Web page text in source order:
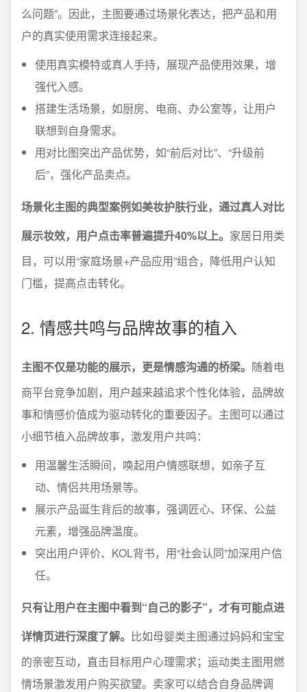
么问题”。因此，主图要通过场景化表达，把产品和用
户的真实使用需求连接起来。
使用真实模特或真人手持，展现产品使用效果，增
强代入感。
搭建生活场景，如厨房、电商、办公室等，让用户
联想到自身需求。
用对比图突出产品优势，如“前后对比”、“升级前
后”，强化产品卖点。
场景化主图的典型案例如美妆护肤行业，通过真人对比
展示妆效，用户点击率普遍提升40%以上。 家居日用类
目，可以用“家庭场景+产品应用”组合，降低用户认知
门槛，提高点击转化。
2. 情感共鸣与品牌故事的植入
主图不仅是功能的展示，更是情感沟通的桥梁。 随着电
商平台竞争加剧，用户越来越追求个性化体验，品牌故
事和情感价值成为驱动转化的重要因子。主图可以通过
小细节植入品牌故事，激发用户共鸣：
用温馨生活瞬间，唤起用户情感联想，如亲子互
动、情侣共用场景等。
展示产品诞生背后的故事，强调匠心、环保、公益
元素，增强品牌温度。
突出用户评价、KOL背书，用“社会认同”加深用户信
任。
只有让用户在主图中看到“自己的影子”，才有可能点进
详情页进行深度了解。 比如母婴类主图通过妈妈和宝宝
的亲密互动，直击目标用户心理需求；运动类主图用燃
情场景激发用户购买欲望。卖家可以结合自身品牌调